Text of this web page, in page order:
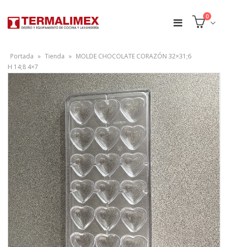
0
Portada » Tienda » MOLDE CHOCOLATE CORAZÓN 32×31;6
H 14;8 4×7